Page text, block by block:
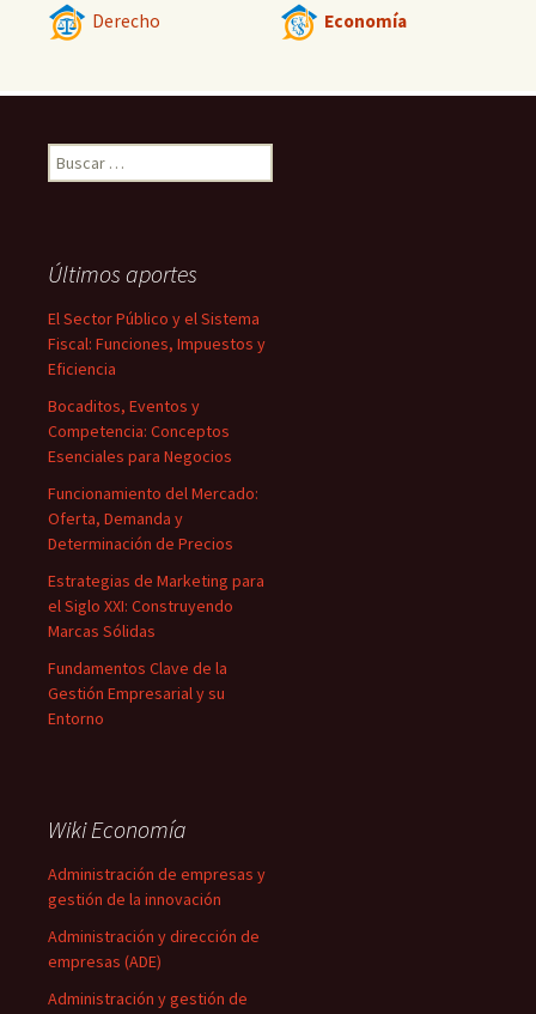
Derecho Economía
Buscar:
Últimos aportes
El Sector Público y el Sistema
Fiscal: Funciones, Impuestos y
Eficiencia
Bocaditos, Eventos y
Competencia: Conceptos
Esenciales para Negocios
Funcionamiento del Mercado:
Oferta, Demanda y
Determinación de Precios
Estrategias de Marketing para
el Siglo XXI: Construyendo
Marcas Sólidas
Fundamentos Clave de la
Gestión Empresarial y su
Entorno
Wiki Economía
Administración de empresas y
gestión de la innovación
Administración y dirección de
empresas (ADE)
Administración y gestión de